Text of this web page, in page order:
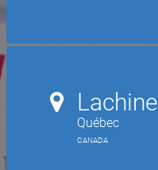
Lachine
Québec
CANADA